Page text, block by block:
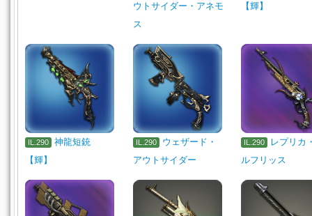
ウトサイダー・アネモ
ス
【輝】
IL.290
神龍短銃
【輝】
IL.290
ウェザード・
アウトサイダー
IL.290
レプリカ
ルフリッス